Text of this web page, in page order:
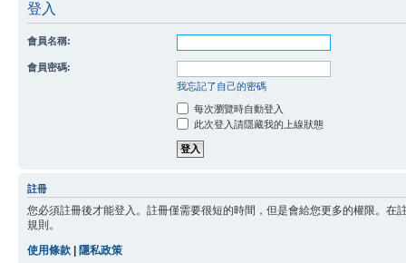
登入
會員名稱:
會員密碼:
我忘記了自己的密碼
每次瀏覽時自動登入
此次登入請隱藏我的上線狀態
註冊
您必須註冊後才能登入。註冊僅需要很短的時間，但是會給您更多的權限。
規則。
使用條款 | 隱私政策